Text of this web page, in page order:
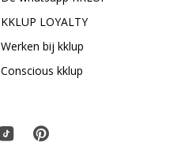
KKLUP LOYALTY
Werken bij kklup
Conscious kklup